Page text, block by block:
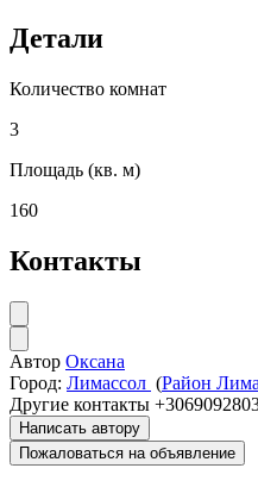
Детали
Количество комнат
3
Площадь (кв. м)
160
Контакты
Автор Оксана
Город: Лимассол (Район
Другие контакты
Написать автору
Пожаловаться на объявление